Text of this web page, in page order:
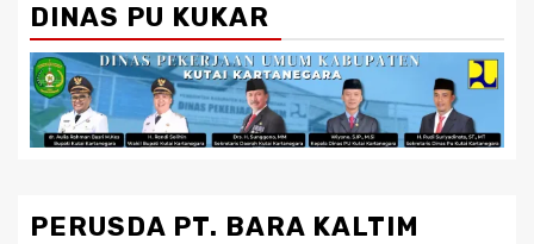
DINAS PU KUKAR
PERUSDA PT. BARA KALTIM